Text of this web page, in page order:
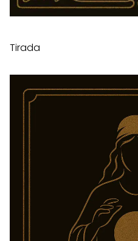
Tirada